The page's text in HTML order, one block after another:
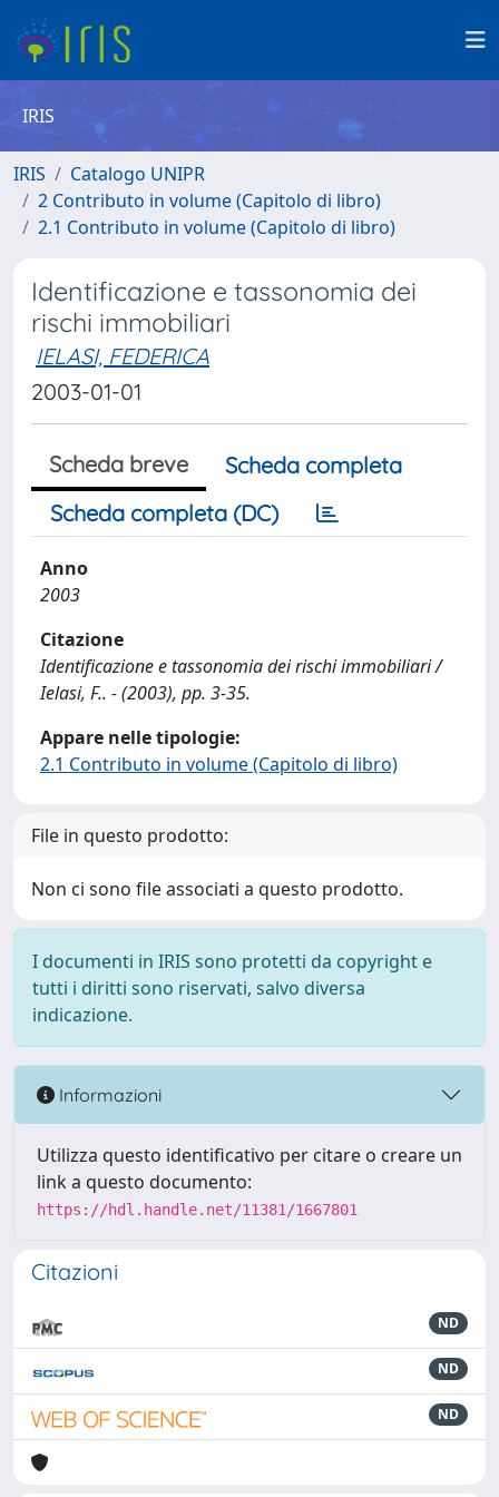
IRIS
IRIS
Catalogo UNIPR
2 Contributo in volume (Capitolo di libro)
2.1 Contributo in volume (Capitolo di libro)
Identificazione e tassonomia dei
rischi immobiliari
IELASI, FEDERICA
2003-01-01
Scheda breve
Scheda completa
Scheda completa (DC)
Anno
2003
Citazione
Identificazione e tassonomia dei rischi immobiliari /
Ielasi, F.. - (2003), pp. 3-35.
Appare nelle tipologie:
2.1 Contributo in volume (Capitolo di libro)
File in questo prodotto:
Non ci sono file associati a questo prodotto.
I documenti in IRIS sono protetti da copyright e
tutti i diritti sono riservati, salvo diversa
indicazione.
Informazioni
Utilizza questo identificativo per citare o creare un
link a questo documento:
https://hdl.handle.net/11381/1667801
Citazioni
ND
ND
ND